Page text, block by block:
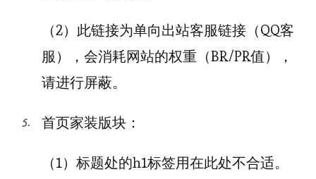
（2）此链接为单向出站客服链接（QQ客
服），会消耗网站的权重（BR/PR值），
请进行屏蔽。
首页家装版块：
（1）标题处的h1标签用在此处不合适。